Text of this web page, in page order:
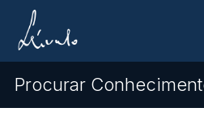
Procurar